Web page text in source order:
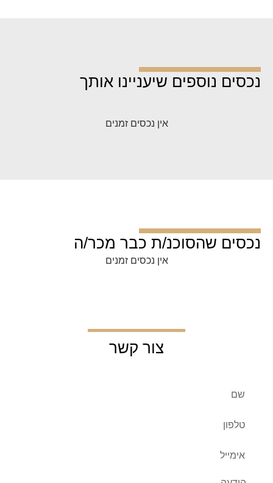
נכסים נוספים שיעניינו אותך
אין נכסים זמנים
נכסים שהסוכנ/ת כבר מכר/ה
אין נכסים זמנים
צור קשר